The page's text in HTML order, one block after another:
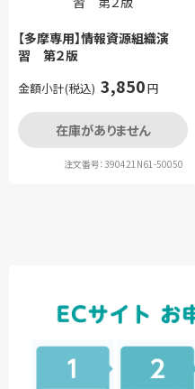
【多摩専用】情報資源組織演
習 第２版
金額小計(税込) 3,850円
在庫がありません
注文番号：390421N61-50050